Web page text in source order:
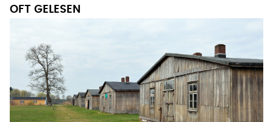
OFT GELESEN